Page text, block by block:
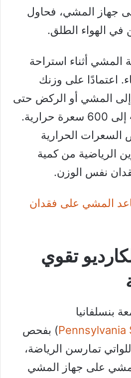
جهاز المشي، فحاول
في الهواء الطلق.
المشي أثناء استراحة
اعتمادًا على وزنك
المشي أو الركض حتى
4 أميال لحرق 400 إلى 600 سعرة حرارية.
الحرارية
الرياضية من كمية
نفس الوزن.
المشي على فقدان
تقوي
بنسلفانيا
) بفحص
تمارسن الرياضة،
على جهاز المشي